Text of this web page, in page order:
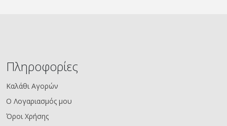
Πληροφορίες
Καλάθι Αγορών
Ο Λογαριασμός μου
Όροι Χρήσης